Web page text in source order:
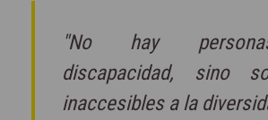
"No hay
discapacidad, sino
inaccesibles a la